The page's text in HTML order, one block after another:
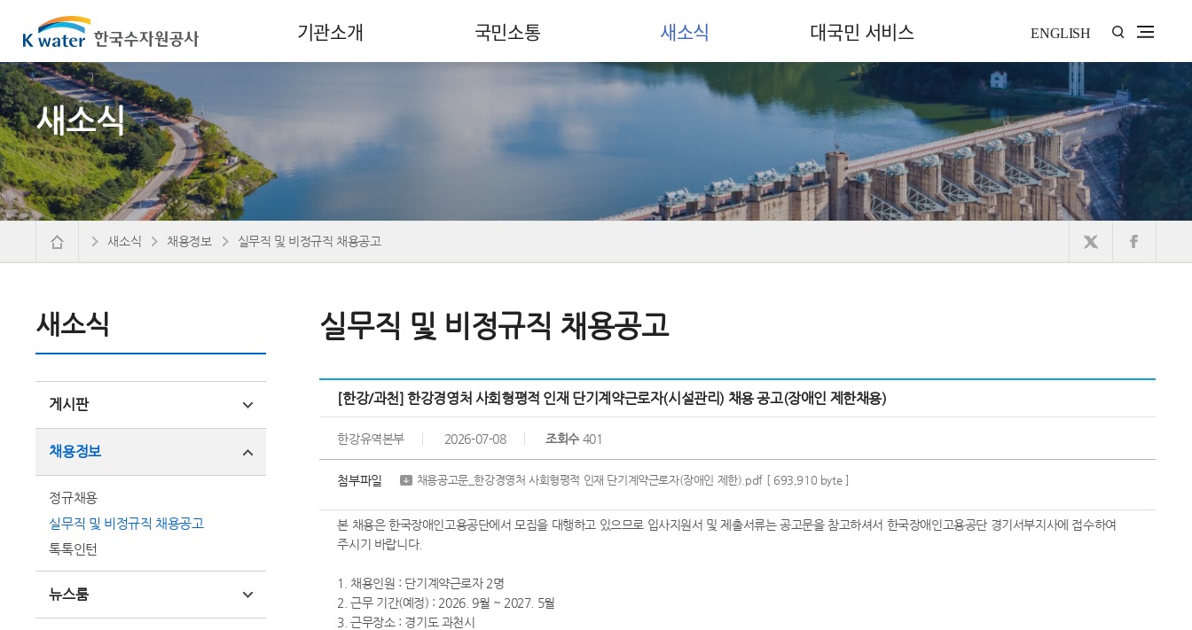
기관소개 국민소통 새소식 대국민 서비스 ENGLISH
새소식
새소식
게시판
채용정보
정규채용
실무직 및 비정규직 채용공고
톡톡인턴
뉴스룸
새소식 채용정보 실무직 및 비정규직 채용공고
실무직 및 비정규직 채용공고
[한강/과천] 한강경영처 사회형평적 인재 단기계약근로자(시설관리) 채용 공고(장애인 제한채용)
한강유역본부 2026-07-08 조회수401
첨부파일 채용공고문_한강경영처 사회형평적 인재 단기계약근로자(장애인 제한).pdf [ 693,910 byte ]
본 채용은 한국장애인고용공단에서 모집을 대행하고 있으므로 입사지원서 및 제출서류는 공고문을 참고하셔서 한국장애인고용공단 경기서부지사에 접수하여
주시기 바랍니다.
1. 채용인원 : 단기계약근로자 2명
2. 근무 기간(예정) : 2026. 9월 ~ 2027. 5월
3. 근무장소 : 경기도 과천시